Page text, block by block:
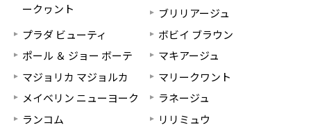
ークヮント
ブリリアージュ
プラダ ビューティ
ボビイ ブラウン
ポール ＆ ジョー ボーテ
マキアージュ
マジョリカ マジョルカ
マリークワント
メイベリン ニューヨーク
ラネージュ
ランコム
リリミュウ